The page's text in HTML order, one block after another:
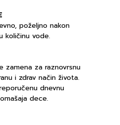
poželjno nakon
količinu vode.
zamena za raznovrsnu
i zdrav način života.
dnevnu
dece.